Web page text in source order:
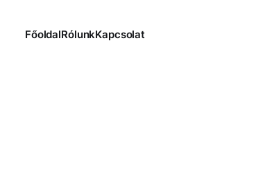
FőoldalRólunkKapcsolat